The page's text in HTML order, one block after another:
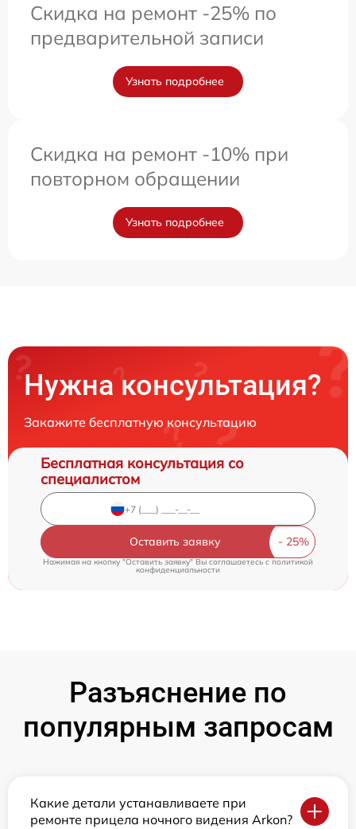
Скидка на ремонт -25% по
предварительной записи
Узнать подробнее
Скидка на ремонт -10% при
повторном обращении
Узнать подробнее
Нужна консультация?
Закажите бесплатную консультацию
Бесплатная консультация со
специалистом
Оставить заявку
Нажимая на кнопку "Оставить заявку" Вы соглашаетесь c политикой
конфиденциальности
Разъяснение по
популярным запросам
Какие детали устанавливаете при
ремонте прицела ночного видения Arkon?